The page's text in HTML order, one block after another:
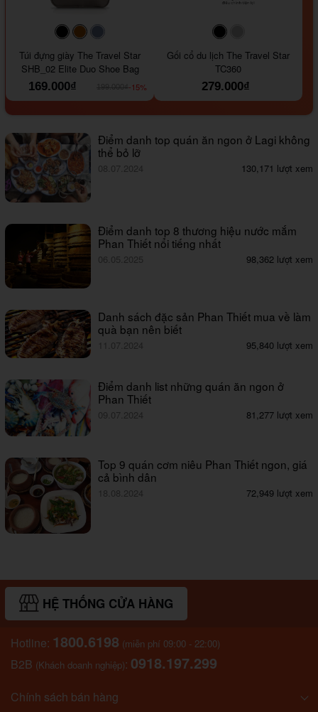
#000000#964B00
Túi đựng giày The Travel Star
SHB_02 Elite Duo Shoe Bag
169.000₫
-15%
#000000
Gối cổ du lịch The Travel Star
TC360
279.000₫
Điểm danh top quán ăn ngon ở Lagi không
thể bỏ lỡ
08.07.2024 130,171 lượt xem
Điểm danh top 8 thương hiệu nước mắm
Phan Thiết nổi tiếng nhất
06.05.2025 98,362 lượt xem
Danh sách đặc sản Phan Thiết mua về làm
quà bạn nên biết
11.07.2024 95,840 lượt xem
Điểm danh list những quán ăn ngon ở
Phan Thiết
09.07.2024 81,277 lượt xem
Top 9 quán cơm niêu Phan Thiết ngon, giá
cả bình dân
18.08.2024 72,949 lượt xem
HỆ THỐNG CỬA HÀNG
Hotline: 1800.6198 (miễn phí 09:00 - 22:00)
B2B (Khách doanh nghiệp): 0918.197.299
Chính sách bán hàng